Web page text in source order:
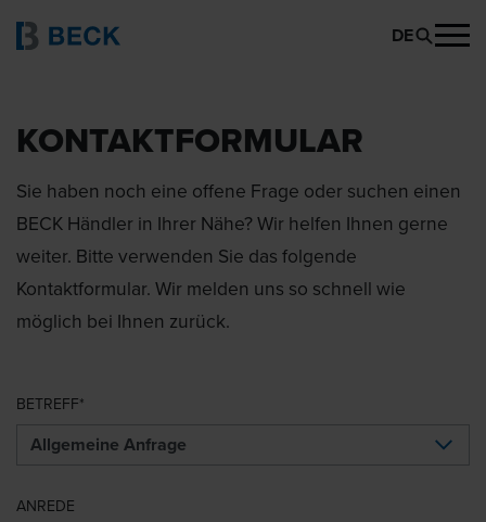
DE
KONTAKTFORMULAR
Sie haben noch eine offene Frage oder suchen einen
BECK Händler in Ihrer Nähe? Wir helfen Ihnen gerne
weiter. Bitte verwenden Sie das folgende
Kontaktformular. Wir melden uns so schnell wie
möglich bei Ihnen zurück.
BETREFF
ANREDE